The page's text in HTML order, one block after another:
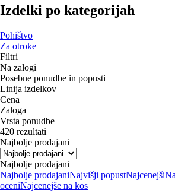
Izdelki po kategorijah
Pohištvo
Za otroke
Filtri
Na zalogi
Posebne ponudbe in popusti
Linija izdelkov
Cena
Zaloga
Vrsta ponudbe
420 rezultati
Najbolje prodajani
Najbolje prodajani
Najbolje prodajaniNajvišji popustNajcenejši
oceniNajcenejše na kos